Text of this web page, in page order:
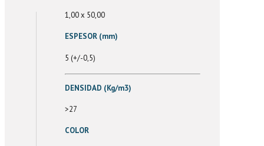
1,00 x 50,00
ESPESOR (mm)
5 (+/-0,5)
DENSIDAD (Kg/m3)
>27
COLOR